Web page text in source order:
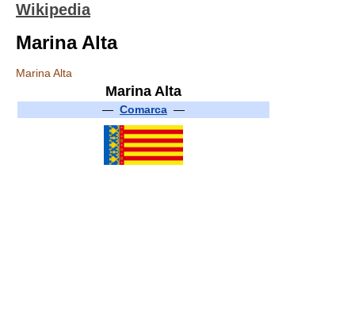
Wikipedia
Marina Alta
Marina Alta
Marina Alta
— Comarca —